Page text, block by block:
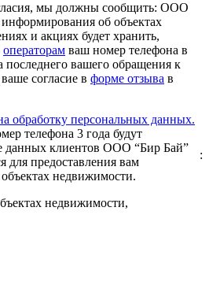
мы должны сообщить: ООО
об объектах
и акциях будет хранить,
операторам ваш номер телефона в
последнего вашего обращения к
согласие в форме отзыва в
обработку персональных данных.
телефона 3 года будут
данных клиентов ООО “Бир Бай”
для предоставления вам
недвижимости.
:
недвижимости,